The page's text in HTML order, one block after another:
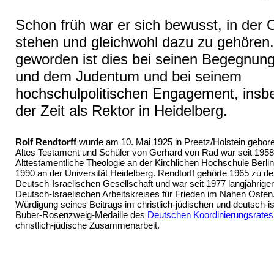
Schon früh war er sich bewusst, in der
stehen und gleichwohl dazu zu
geworden ist dies bei seinen
und dem Judentum und bei seinem
hochschulpolitischen Engagement,
der Zeit als Rektor in Heidelberg.
Rolf Rendtorff wurde am 10. Mai 1925 in Preetz/Holstein
Altes Testament und Schüler von Gerhard von Rad war seit
Alttestamentliche Theologie an der Kirchlichen Hochschule
1990 an der Universität Heidelberg. Rendtorff gehörte 1965 zu
Deutsch-Israelischen Gesellschaft und war seit 1977
Deutsch-Israelischen Arbeitskreises für Frieden im Nahen
Würdigung seines Beitrags im christlich-jüdischen und deutsch-
Buber-Rosenzweig-Medaille des Deutschen
christlich-jüdische Zusammenarbeit.